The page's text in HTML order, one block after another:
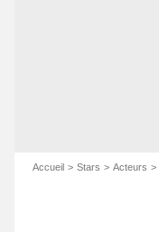
Accueil Stars Acteurs